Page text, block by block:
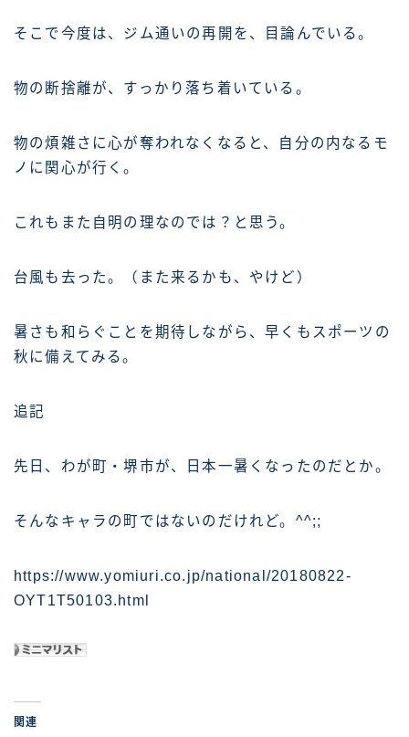
そこで今度は、ジム通いの再開を、目論んでいる。
物の断捨離が、すっかり落ち着いている。
物の煩雑さに心が奪われなくなると、自分の内なるモ
ノに関心が行く。
これもまた自明の理なのでは？と思う。
台風も去った。（また来るかも、やけど）
暑さも和らぐことを期待しながら、早くもスポーツの
秋に備えてみる。
追記
先日、わが町・堺市が、日本一暑くなったのだとか。
そんなキャラの町ではないのだけれど。^^;;
https://www.yomiuri.co.jp/national/20180822-
OYT1T50103.html
関連